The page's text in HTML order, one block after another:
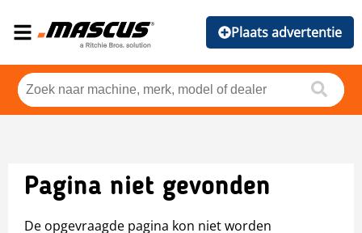
Plaats advertentie
Pagina niet gevonden
De opgevraagde pagina kon niet worden